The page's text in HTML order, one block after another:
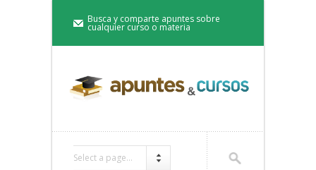
Busca y comparte apuntes sobre
cualquier curso o materia
Select a page...